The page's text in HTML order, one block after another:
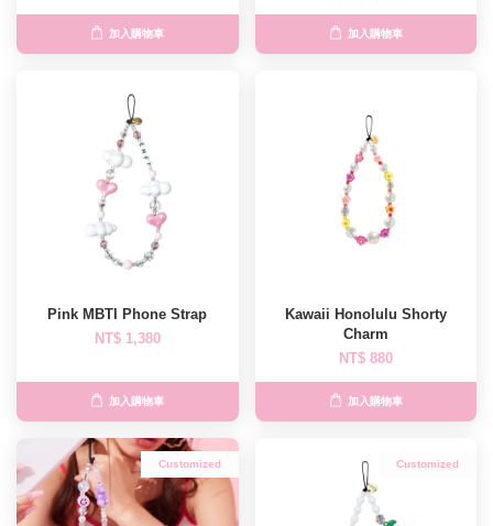
加入購物車 加入購物車
Pink MBTI Phone Strap
NT$ 1,380
加入購物車
Kawaii Honolulu Shorty
Charm
NT$ 880
加入購物車
Customized Customized